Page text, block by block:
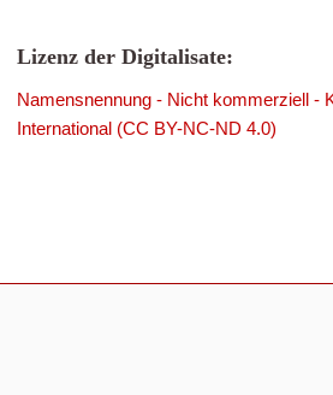
Lizenz der Digitalisate:
Namensnennung - Nicht kommerziell -
International (CC BY-NC-ND 4.0)